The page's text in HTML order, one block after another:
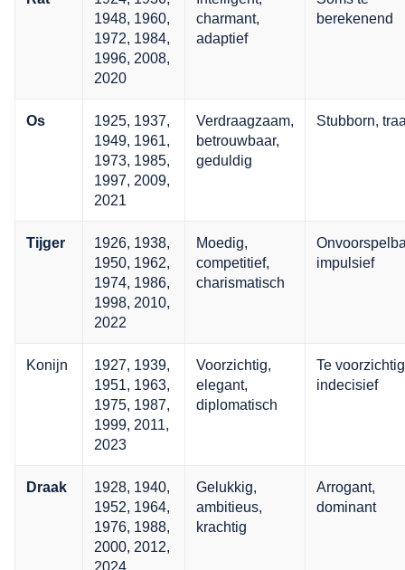
1948, 1960,
1972, 1984,
1996, 2008,
2020
charmant,
adaptief
berekenend
Os
1925, 1937,
1949, 1961,
1973, 1985,
1997, 2009,
2021
Verdraagzaam,
betrouwbaar,
geduldig
Stubborn,
Tijger
1926, 1938,
1950, 1962,
1974, 1986,
1998, 2010,
2022
Moedig,
competitief,
charismatisch
impulsief
Konijn
1927, 1939,
1951, 1963,
1975, 1987,
1999, 2011,
2023
Voorzichtig,
elegant,
diplomatisch
Te
indecisief
Draak
1928, 1940,
1952, 1964,
1976, 1988,
2000, 2012,
2024
Gelukkig,
ambitieus,
krachtig
Arrogant,
dominant